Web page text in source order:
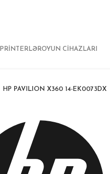
PRINTERLƏROYUN CIHAZLARI
HP PAVILION X360 14-EK0073DX